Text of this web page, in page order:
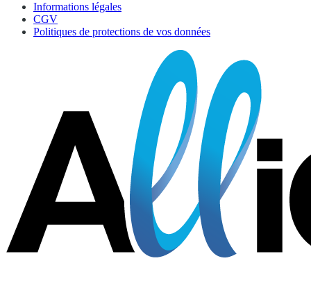
Informations légales
CGV
Politiques de protections de vos données